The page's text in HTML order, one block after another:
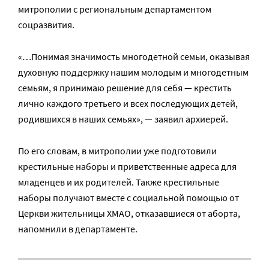
митрополии с региональным департаментом
соцразвития.
«…Понимая значимость многодетной семьи, оказывая
духовную поддержку нашим молодым и многодетным
семьям, я принимаю решение для себя — крестить
лично каждого третьего и всех последующих детей,
родившихся в наших семьях», — заявил архиерей.
По его словам, в митрополии уже подготовили
крестильные наборы и приветственные адреса для
младенцев и их родителей. Также крестильные
наборы получают вместе с социальной помощью от
Церкви жительницы ХМАО, отказавшиеся от аборта,
напомнили в департаменте.